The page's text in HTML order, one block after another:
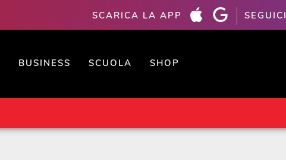
SCARICA LA APP SEGUICI
BUSINESS SCUOLA SHOP